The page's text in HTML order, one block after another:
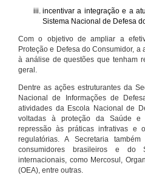
incentivar a integração e a
Sistema Nacional de Defesa
Com o objetivo de ampliar a
Proteção e Defesa do Consumidor,
à análise de questões que tenham
geral.
Dentre as ações estruturantes da
Nacional de Informações de
atividades da Escola Nacional de
voltadas à proteção da Saúde e
repressão às práticas infrativas e
regulatórias. A Secretaria
consumidores brasileiros e do
internacionais, como Mercosul,
(OEA), entre outras.